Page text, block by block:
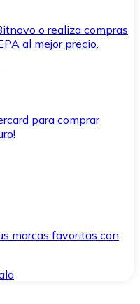
o realiza compras
al mejor precio.
para comprar
marcas favoritas con